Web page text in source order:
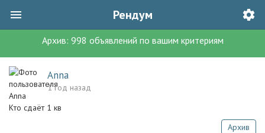
Рендум
Архив: 998 объявлений по вашим критериям
Anna
1 год назад
Кто сдаёт 1 кв
Архив